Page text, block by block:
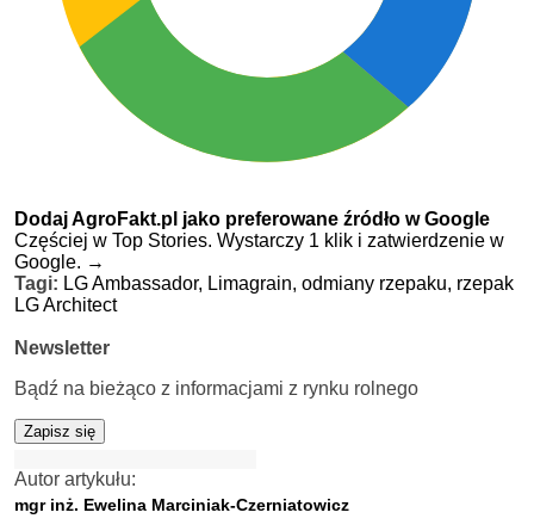
Dodaj AgroFakt.pl jako preferowane źródło w Google
Częściej w Top Stories. Wystarczy 1 klik i zatwierdzenie w
Google. →
Tagi: LG Ambassador, Limagrain, odmiany rzepaku, rzepak
LG Architect
Newsletter
Bądź na bieżąco z informacjami z rynku rolnego
Zapisz się
Autor artykułu:
mgr inż. Ewelina Marciniak-Czerniatowicz